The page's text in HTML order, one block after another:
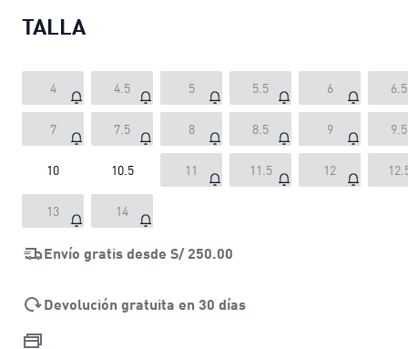
TALLA
4 4.5 5 5.5 6 6.5
7 7.5 8 8.5 9 9.5
10 10.5 11 11.5 12
13 14
Envío gratis desde S/ 250.00
Devolución gratuita en 30 días